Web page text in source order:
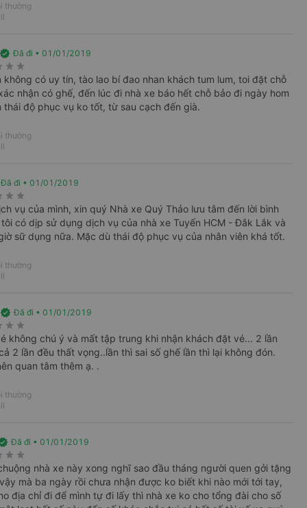
luôn cam kết khởi hành đúng giờ.
mình để tài xế liên hệ, giờ đón chỉ là giờ
huống không mong muốn, bạn nên chuẩn
đáp các thắc mắc của khách hàng.
cấp nội thất tiện nghi, sang trọng, có wifi,
bắt khách dọc đường, chỉ hỗ trợ đón tại
xe đi đêm, tài xế vẫn chạy tốc độ vừa
chặng đường đi.
về chi phí và cách thức gửi hàng, bạn cần
loại hàng và kích thước, khối lượng.
đường tại VeXeRe.com
Định
Lak
2.1
thường
verified Đã đi • 01/01/2019
star_rate star_rate
không có uy tín, tào lao bí đao nhan khách tum lum, toi đặt chỗ
nhận có ghế, đến lúc đi nhà xe báo hết chỗ bảo đi ngày hom
thái độ phục vụ ko tốt, từ sau cạch đến già.
thường
Đã đi • 01/01/2019
star_rate star_rate
vụ của mình, xin quý Nhà xe Quý Thảo lưu tâm đến lời bình
tôi có dịp sử dụng dịch vụ của nhà xe Tuyến HCM - Đắk Lắk và
sữ dụng nữa. Mặc dù thái độ phục vụ của nhân viên khá tốt.
thường
verified Đã đi • 01/01/2019
star_rate star_rate
không chú ý và mất tập trung khi nhận khách đặt vé... 2 lần
2 lần đều thất vọng..lần thì sai số ghế lần thì lại không đón.
quan tâm thêm ạ. .
thường
Đã đi • 01/01/2019
star_rate star_rate
nhà xe này xong nghĩ sao đầu tháng người quen gởi tặng
mà ba ngày rồi chưa nhận được ko biết khi nào mới tới tay,
địa chỉ đi để mình tự đi lấy thì nhà xe ko cho tổng đài cho số